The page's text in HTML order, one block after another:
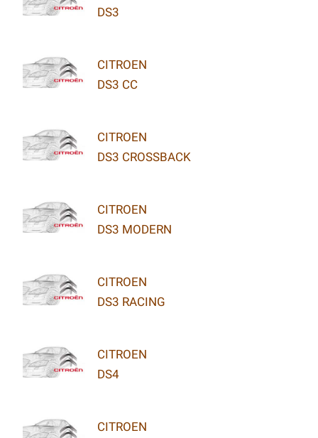
DS3
CITROEN
DS3 CC
CITROEN
DS3 CROSSBACK
CITROEN
DS3 MODERN
CITROEN
DS3 RACING
CITROEN
DS4
CITROEN